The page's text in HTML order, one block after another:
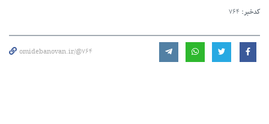
کدخبر: 764
omidebanovan.ir/@764